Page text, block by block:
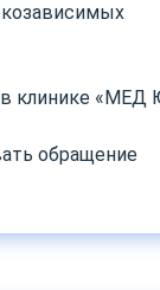
клинике «МЕД
обращение